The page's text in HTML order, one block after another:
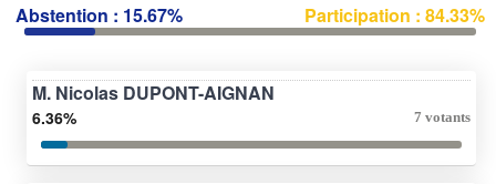
Abstention : 15.67% Participation : 84.33%
M. Nicolas DUPONT-AIGNAN
6.36% 7 votants